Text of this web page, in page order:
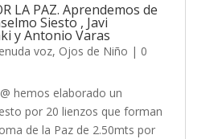
LA PAZ. Aprendemos de
Siesto , Javi
y Antonio Varas
voz, Ojos de Niño | 0
hemos elaborado un
por 20 lienzos que forman
de la Paz de 2.50mts por